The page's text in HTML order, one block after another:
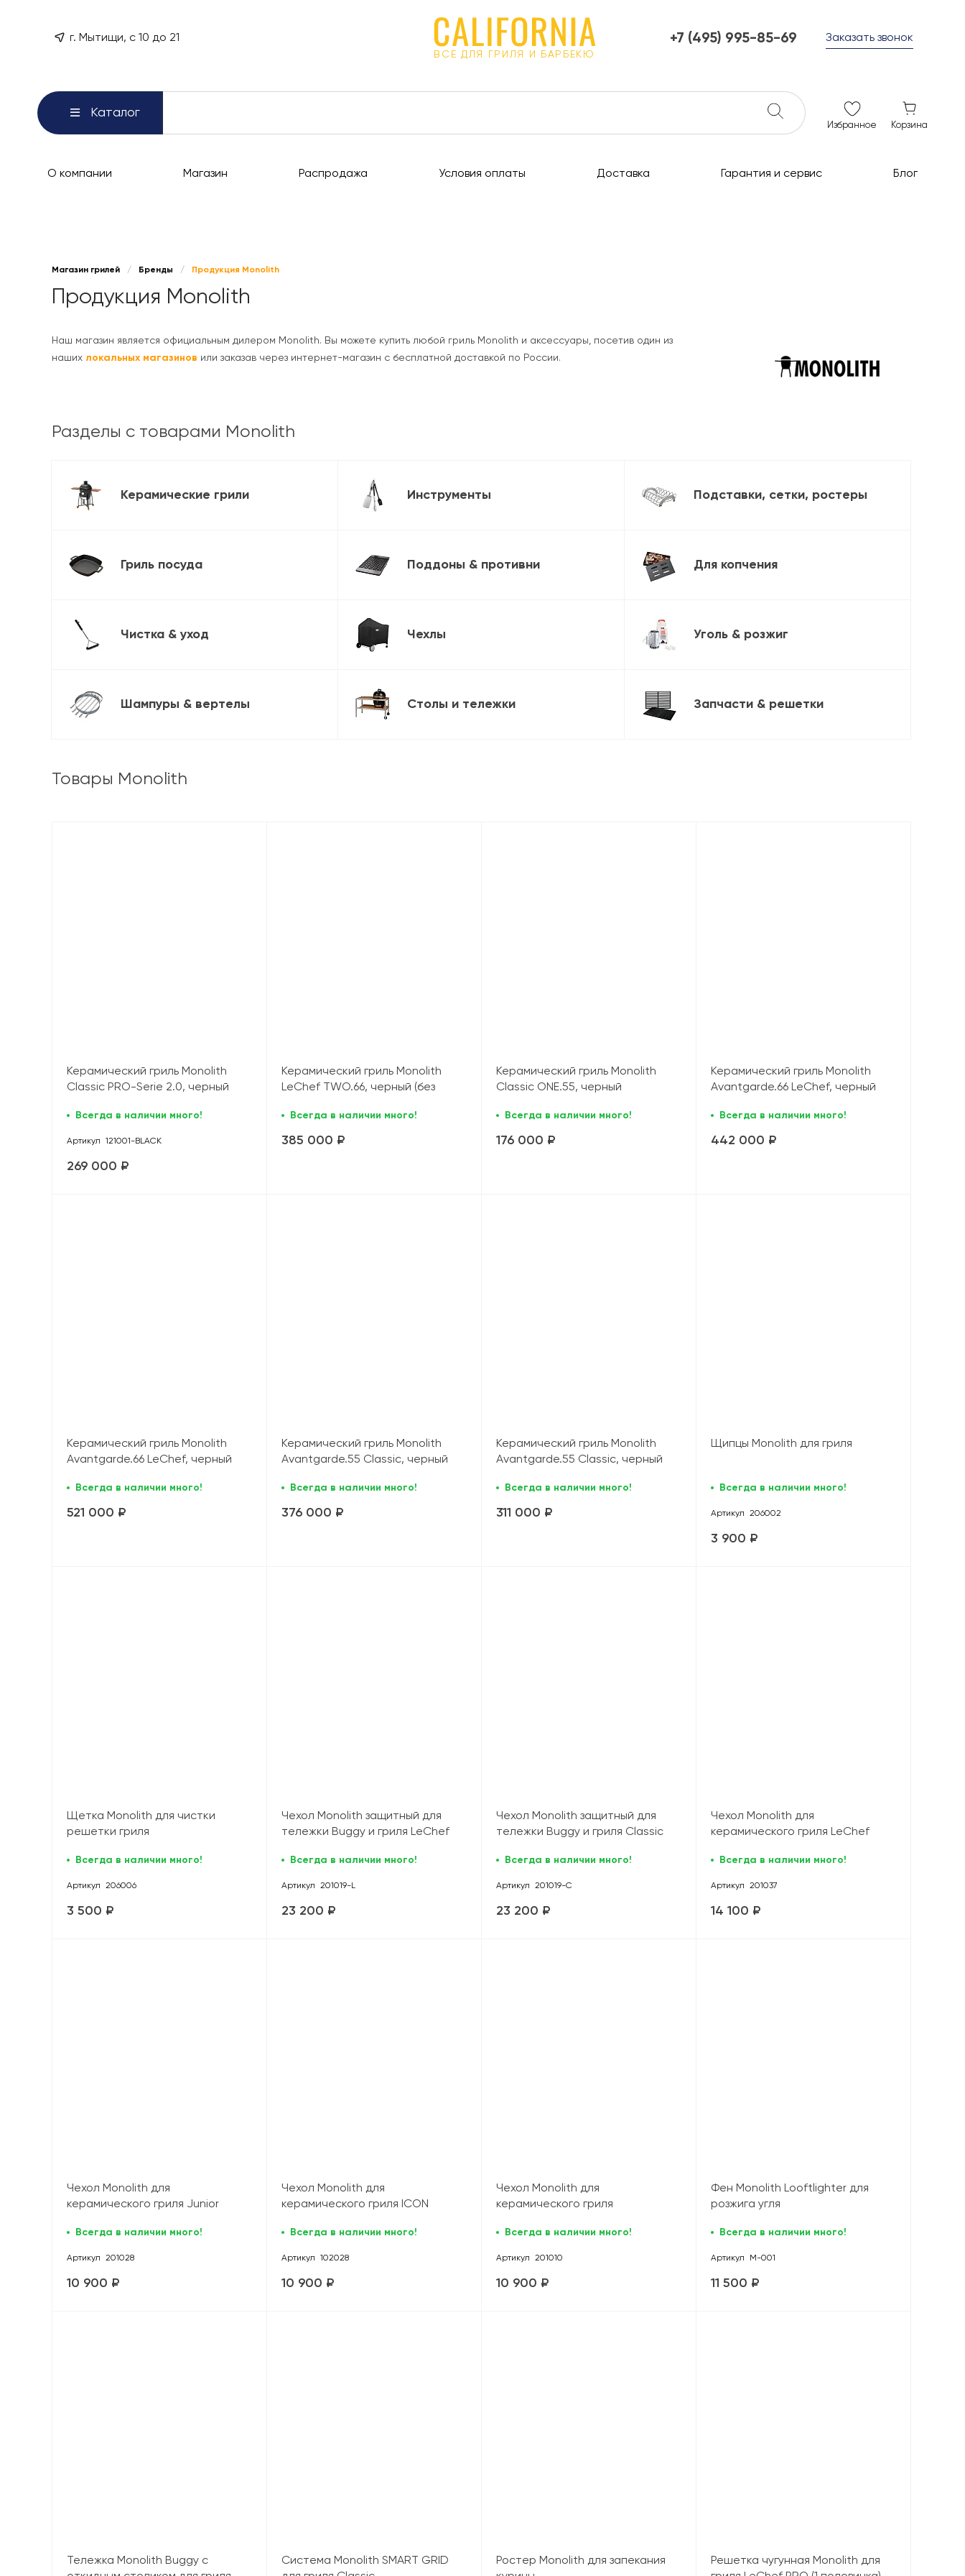
г. Мытищи, с 10 до 21
ВСЕ ДЛЯ ГРИЛЯ И БАРБЕКЮ
+7 (495) 995-85-69
ежедневно с 10 до 21
Заказать звонок
Каталог
Избранное Корзина
О компании Магазин Распродажа Условия оплаты Доставка Гарантия и сервис Блог
Магазин грилей / Бренды / Продукция Monolith
Продукция Monolith
Наш магазин является официальным дилером Monolith. Вы можете купить любой гриль Monolith и аксессуары, посетив один из
наших локальных магазинов или заказав через интернет-магазин с бесплатной доставкой по России.
Разделы с товарами Monolith
Керамические грили Инструменты Подставки, сетки, ростеры
Гриль посуда Поддоны & противни Для копчения
Чистка & уход Чехлы Уголь & розжиг
Шампуры & вертелы Столы и тележки Запчасти & решетки
Товары Monolith
Керамический гриль Monolith
Classic PRO-Serie 2.0, черный
Всегда в наличии много!
Артикул 121001-BLACK
269 000 ₽
Керамический гриль Monolith
LeChef TWO.66, черный (без
Всегда в наличии много!
385 000 ₽
Керамический гриль Monolith
Classic ONE.55, черный
Всегда в наличии много!
176 000 ₽
Керамический гриль Monolith
Avantgarde.66 LeChef, черный
Всегда в наличии много!
442 000 ₽
Керамический гриль Monolith
Avantgarde.66 LeChef, черный
Всегда в наличии много!
521 000 ₽
Керамический гриль Monolith
Avantgarde.55 Classic, черный
Всегда в наличии много!
376 000 ₽
Керамический гриль Monolith
Avantgarde.55 Classic, черный
Всегда в наличии много!
311 000 ₽
Щипцы Monolith для гриля
Всегда в наличии много!
Артикул 206002
3 900 ₽
Щетка Monolith для чистки
решетки гриля
Всегда в наличии много!
Артикул 206006
3 500 ₽
Чехол Monolith защитный для
тележки Buggy и гриля LeChef
Всегда в наличии много!
Артикул 201019-L
23 200 ₽
Чехол Monolith защитный для
тележки Buggy и гриля Classic
Всегда в наличии много!
Артикул 201019-C
23 200 ₽
Чехол Monolith для
керамического гриля LeChef
Всегда в наличии много!
Артикул 201037
14 100 ₽
Чехол Monolith для
керамического гриля Junior
Всегда в наличии много!
Артикул 201028
10 900 ₽
Чехол Monolith для
керамического гриля ICON
Всегда в наличии много!
Артикул 102028
10 900 ₽
Чехол Monolith для
керамического гриля
Всегда в наличии много!
Артикул 201010
10 900 ₽
Фен Monolith Looftlighter для
розжига угля
Всегда в наличии много!
Артикул М-001
11 500 ₽
Тележка Monolith Buggy с
Система Monolith SMART GRID
Ростер Monolith для запекания
Решетка чугунная Monolith для